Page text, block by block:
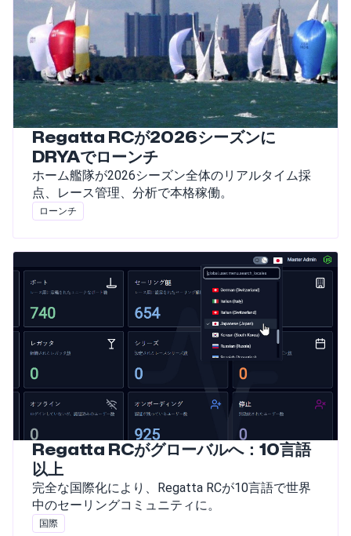
Regatta RCが2026シーズンに
DRYAでローンチ
ホーム艦隊が2026シーズン全体のリアルタイム採
点、レース管理、分析で本格稼働。
ローンチ
Regatta RCがグローバルへ：10言語
以上
完全な国際化により、Regatta RCが10言語で世界
中のセーリングコミュニティに。
国際